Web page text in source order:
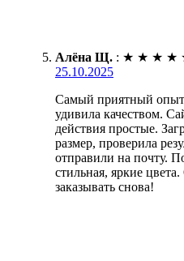
Алёна Щ. : ★ ★ ★ ★
25.10.2025
Самый приятный опыт
удивила качеством.
действия простые.
размер, проверила
отправили на почту.
стильная, яркие
заказывать снова!